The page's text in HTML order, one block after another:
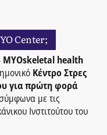
Center;
MYOskeletal health
Κέντρο Στρες
για πρώτη φορά
με τις
Ινστιτούτου του